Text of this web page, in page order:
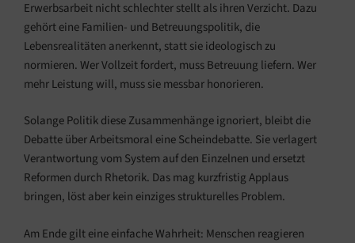
Erwerbsarbeit nicht schlechter stellt als ihren Verzicht. Dazu
gehört eine Familien- und Betreuungspolitik, die
Lebensrealitäten anerkennt, statt sie ideologisch zu
normieren. Wer Vollzeit fordert, muss Betreuung liefern. Wer
mehr Leistung will, muss sie messbar honorieren.
Solange Politik diese Zusammenhänge ignoriert, bleibt die
Debatte über Arbeitsmoral eine Scheindebatte. Sie verlagert
Verantwortung vom System auf den Einzelnen und ersetzt
Reformen durch Rhetorik. Das mag kurzfristig Applaus
bringen, löst aber kein einziges strukturelles Problem.
Am Ende gilt eine einfache Wahrheit: Menschen reagieren